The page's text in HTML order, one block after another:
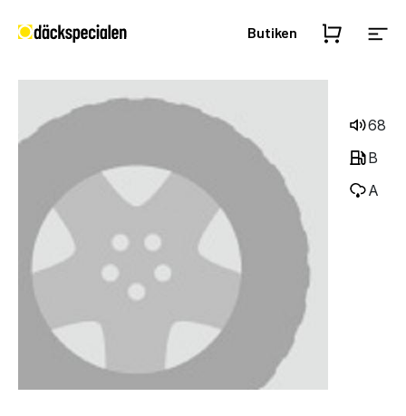
Butiken
68
B
A